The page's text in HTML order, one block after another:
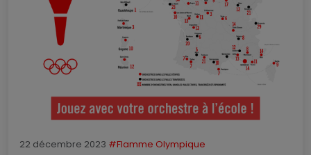
22 décembre 2023 #Flamme Olympique